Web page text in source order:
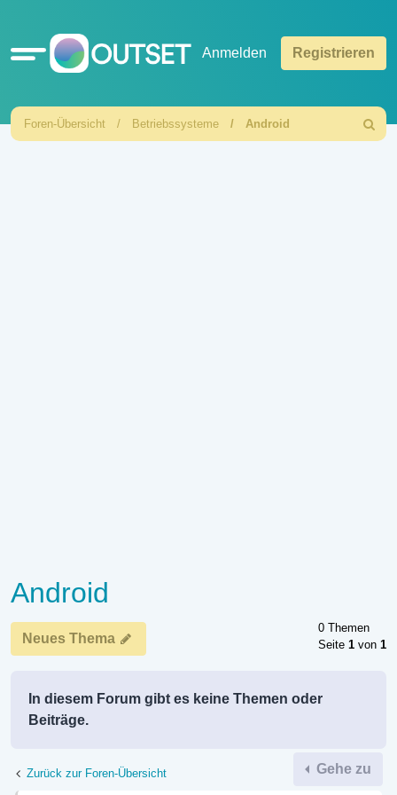
Schnellzugriff Anmelden Registrieren
Foren-Übersicht Betriebssysteme Android
Suche
Android
Neues Thema
0 Themen
Seite 1 von 1
In diesem Forum gibt es keine Themen oder
Beiträge.
Zurück zur Foren-Übersicht Gehe zu